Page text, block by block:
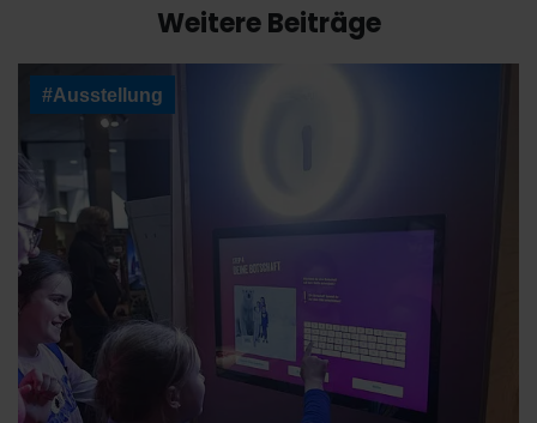
Weitere Beiträge
#Ausstellung